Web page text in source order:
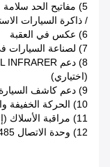
5) مفاتيح الحد
/ ذاكرة السيارات
6) عكس في العقبة
7) لصناعة السيارات في الختام
(اختياري)
9) دعم كاشف السيارة LOOP الخارجي والداخلي (اختياري)
10) الحركة الخفيفة واجهة
11) مراقبة الأسلاك (إشارة التبديل) / التحكم عن بعد (418MHZ)
12) وحدة الاتصال RS485 (اختياري)